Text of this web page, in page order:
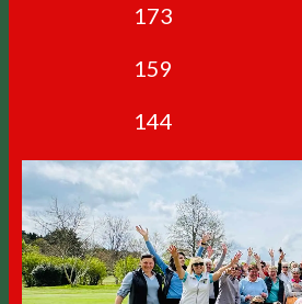
173
159
144